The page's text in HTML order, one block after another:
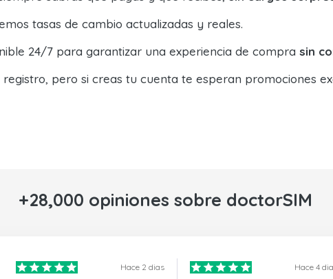
tasas de cambio actualizadas y reales.
24/7 para garantizar una experiencia de compra sin
pero si creas tu cuenta te esperan promociones
+28,000 opiniones sobre doctorSIM
Hace 2 dias Hace 4